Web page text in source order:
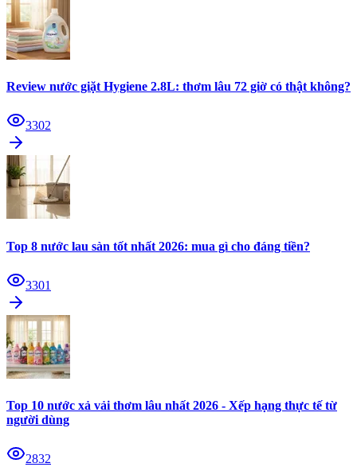
Review nước giặt Hygiene 2.8L: thơm lâu 72 giờ có thật không?
3302
Top 8 nước lau sàn tốt nhất 2026: mua gì cho đáng tiền?
3301
Top 10 nước xả vải thơm lâu nhất 2026 - Xếp hạng thực tế từ
người dùng
2832